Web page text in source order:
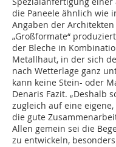
die Paneele ähnlich wie
Angaben der
„Großformate“
der Bleche in
Metallhaut, in der sich
nach Wetterlage ganz
kann keine Stein- oder
Denaris Fazit. „Deshalb
zugleich auf eine
die gute
Allen gemein sei die
zu entwickeln,